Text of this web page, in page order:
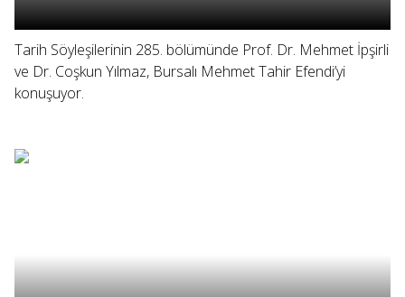
Tarih Söyleşilerinin 285. bölümünde Prof. Dr. Mehmet İpşirli
ve Dr. Coşkun Yılmaz, Bursalı Mehmet Tahir Efendi’yi
konuşuyor.